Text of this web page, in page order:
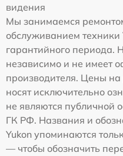
видения
Мы занимаемся
обслуживанием техники
гарантийного периода.
независимо и не имеет
производителя. Цены
носят исключительно
не являются публичной
ГК РФ. Названия и
Yukon упоминаются
— чтобы обозначить